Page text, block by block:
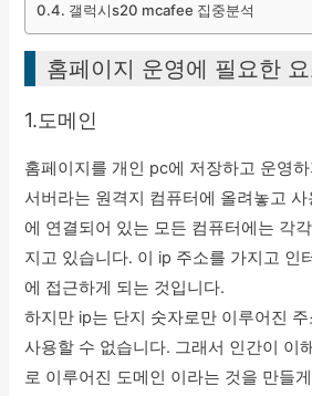
갤럭시s20 mcafee 집중분석
홈페이지 운영에 필요한
1.도메인
홈페이지를 개인 pc에 저장하고 운영
서버라는 원격지 컴퓨터에 올려놓고
에 연결되어 있는 모든 컴퓨터에는 각
지고 있습니다. 이 ip 주소를 가지고 인
에 접근하게 되는 것입니다.
하지만 ip는 단지 숫자로만 이루어진
사용할 수 없습니다. 그래서 인간이 이
로 이루어진 도메인 이라는 것을 만들